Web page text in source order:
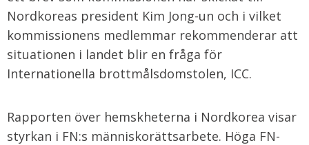
Nordkoreas president Kim Jong-un och i vilket
kommissionens medlemmar rekommenderar att
situationen i landet blir en fråga för
Internationella brottmålsdomstolen, ICC.
Rapporten över hemskheterna i Nordkorea visar
styrkan i FN:s människorättsarbete. Höga FN-